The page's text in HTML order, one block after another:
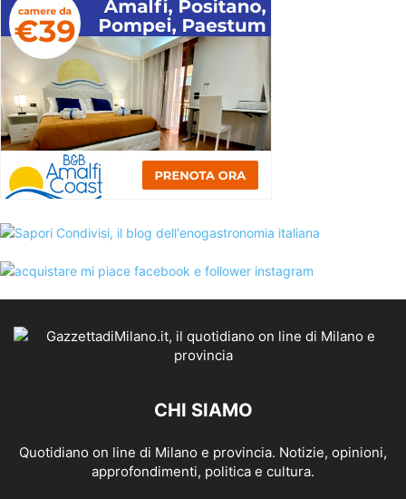
CHI SIAMO
Quotidiano on line di Milano e provincia. Notizie, opinioni,
approfondimenti, politica e cultura.